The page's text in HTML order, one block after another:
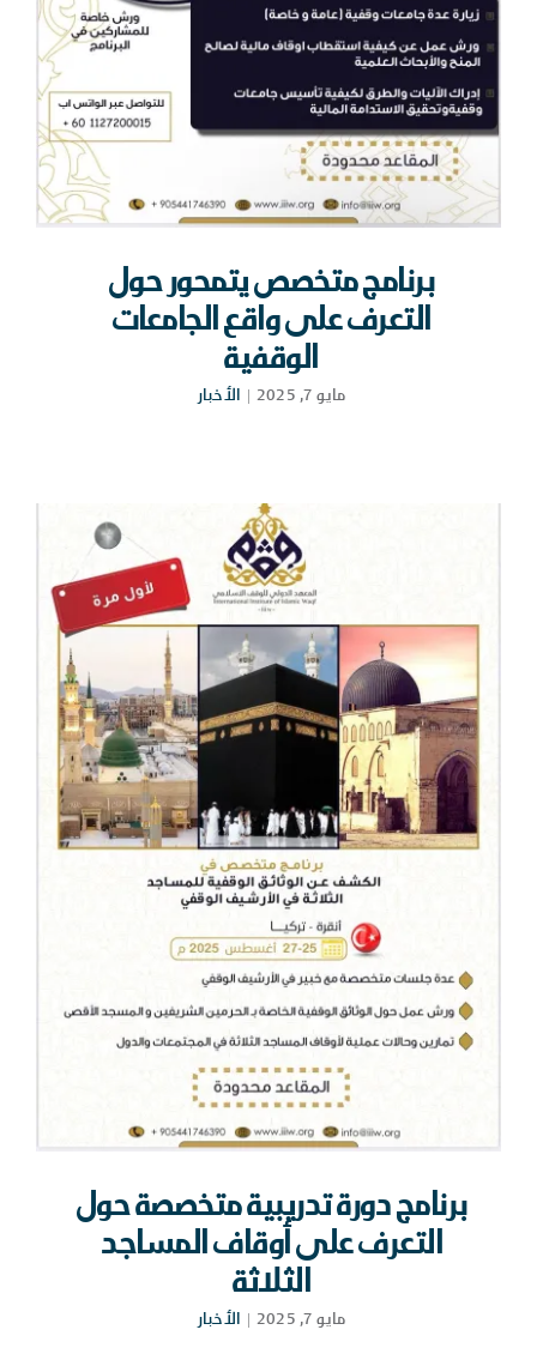
برنامج متخصص يتمحور حول
التعرف على واقع الجامعات
الوقفية
مايو 7, 2025 | الأخبار
برنامج دورة تدريبية متخصصة حول
التعرف على أوقاف المساجد
الثلاثة
مايو 7, 2025 | الأخبار